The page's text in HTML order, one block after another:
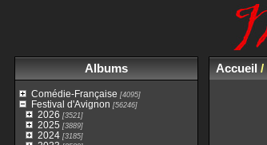
Albums
Comédie-Française [4095]
Festival d'Avignon [56246]
2026 [3521]
2025 [3889]
2024[3185]
Accueil/